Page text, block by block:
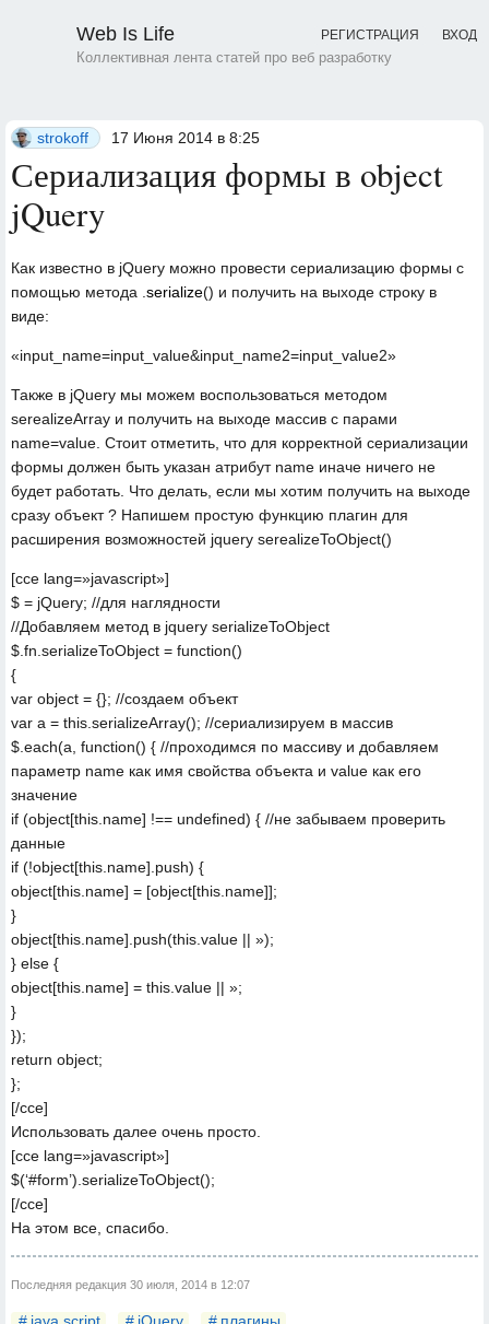
Web Is Life
Коллективная лента статей про веб разработку
РЕГИСТРАЦИЯ ВХОД
strokoff 17 Июня 2014 в 8:25
Сериализация формы в object
jQuery
Как известно в jQuery можно провести сериализацию формы с
помощью метода serialize() и получить на выходе строку в
виде:
«input_name=input_value&input_name2=input_value2»
Также в jQuery мы можем воспользоваться методом
serealizeArray и получить на выходе массив с парами
name=value . Стоит отметить, что для корректной сериализации
формы должен быть указан атрибут name иначе ничего не
будет работать. Что делать, если мы хотим получить на выходе
сразу объект ? Напишем простую функцию плагин для
расширения возможностей jquery serealizeToObject()
[cce lang=»javascript»]
$ = jQuery; //для наглядности
//Добавляем метод в jquery serializeToObject
$.fn.serializeToObject = function()
{
var object = {}; //создаем объект
var a = this.serializeArray(); //сериализируем в массив
$.each(a, function() { //проходимся по массиву и добавляем
параметр name как имя свойства объекта и value как его
значение
if (object[this.name] !== undefined) { //не забываем проверить
данные
if (!object[this.name].push) {
object[this.name] = [object[this.name]];
}
object[this.name].push(this.value || »);
} else {
object[this.name] = this.value || »;
}
});
return object;
};
[/cce]
Использовать далее очень просто.
[cce lang=»javascript»]
$(‘#form’).serializeToObject();
[/cce]
На этом все, спасибо.
Последняя редакция 30 июля, 2014 в 12:07